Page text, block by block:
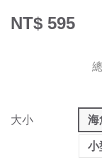
NT$ 595
大小 海
小